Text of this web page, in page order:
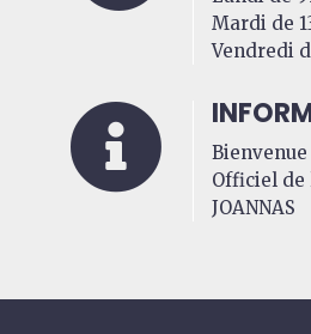
Mardi de
Vendredi

Officiel de
JOANNAS